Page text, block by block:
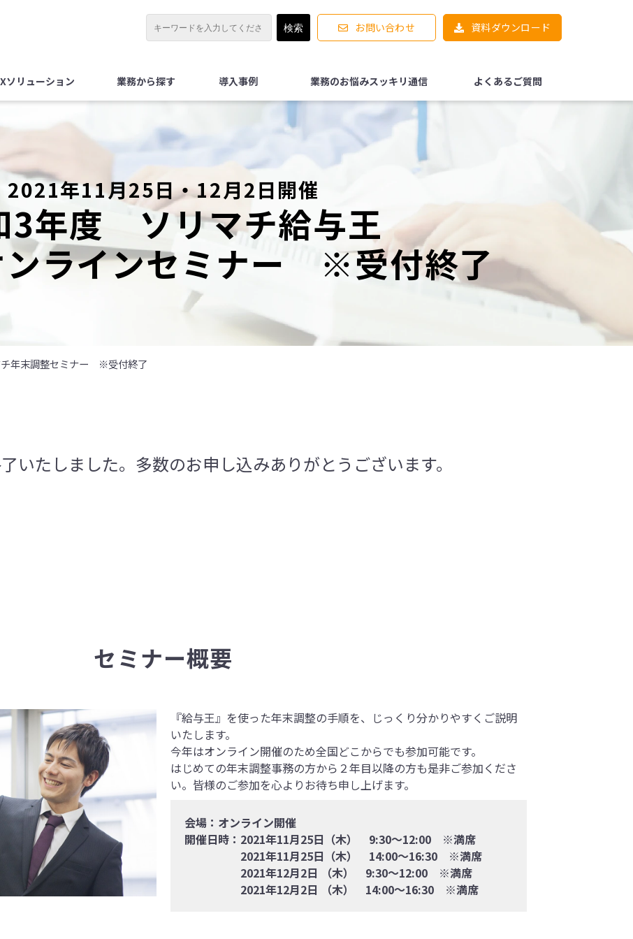
お問い合わせ 資料ダウンロード
ソリューション 業務から探す 導入事例 業務のお悩みスッキリ通信 よくあるご質問
2021年11月25日・12月2日開催
3年度　ソリマチ給与王
ラインセミナー　※受付終了
年末調整セミナー ※受付終了
いたしました。多数のお申し込みありがとうございます。
セミナー概要
『給与王』を使った年末調整の手順を、じっくり分かりやすくご説明
いたします。
今年はオンライン開催のため全国どこからでも参加可能です。
はじめての年末調整事務の方から２年目以降の方も是非ご参加くださ
い。皆様のご参加を心よりお待ち申し上げます。
会場：オンライン開催
開催日時：2021年11月25日（木） 9:30〜12:00 ※満席
2021年11月25日（木） 14:00〜16:30 ※満席
2021年12月2日 （木） 9:30〜12:00 ※満席
2021年12月2日 （木） 14:00〜16:30 ※満席